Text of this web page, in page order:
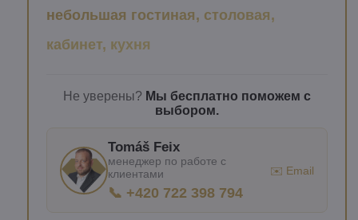
небольшая гостиная, столовая,
кабинет, кухня
Не уверены? Мы бесплатно поможем с
выбором.
Tomáš Feix
менеджер по работе с
клиентами
📞 +420 722 398 794
✉️ Email